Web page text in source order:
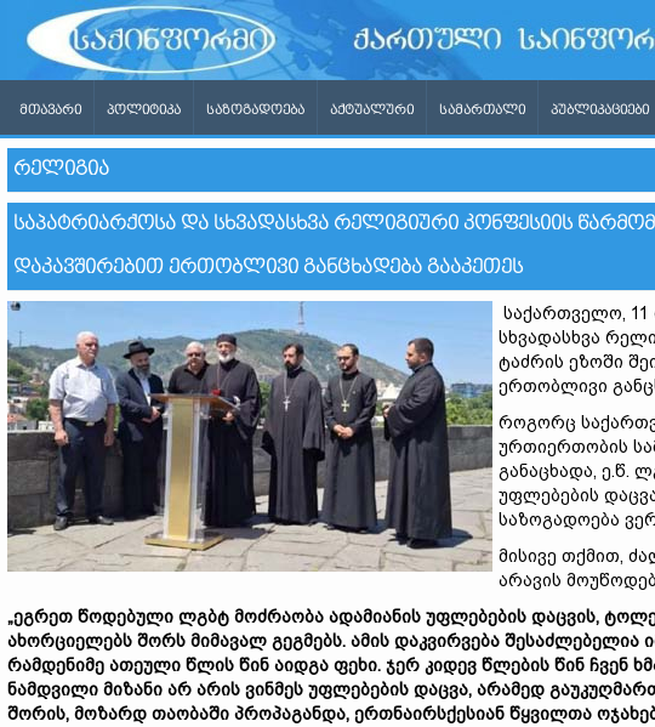
ᲛᲗᲐᲕᲐᲠᲘ ᲞᲝᲚᲘᲢᲘᲙᲐ ᲡᲐᲖᲝᲒᲐᲓᲝᲔᲑᲐ ᲐᲥᲢᲣᲐᲚᲣᲠᲘ ᲡᲐᲛᲐᲠᲗᲐᲚᲘ ᲞᲣᲑᲚᲘᲙᲐᲪᲘᲔᲑᲘ
ᲠᲔᲚᲘᲒᲘᲐ
ᲡᲐᲞᲐᲢᲠᲘᲐᲠᲥᲝᲡᲐ ᲓᲐ ᲡᲮᲕᲐᲓᲐᲡᲮᲕᲐ ᲠᲔᲚᲘᲒᲘᲣᲠᲘ ᲙᲝᲜᲤᲔᲡᲘᲘᲡ
ᲓᲐᲙᲐᲕᲨᲘᲠᲔᲑᲘᲗ ᲔᲠᲗᲝᲑᲚᲘᲕᲘ ᲒᲐᲜᲪᲮᲐᲓᲔᲑᲐ ᲒᲐᲐᲙᲔᲗᲔᲡ
საქართველო, 11
სხვადასხვა
ტაძრის ეზოში
ერთობლივი
როგორც
ურთიერთობის
განაცხადა, ე.წ.
უფლებების
საზოგადოება
მისივე თქმით,
არავის
„ეგრეთ წოდებული ლგბტ მოძრაობა ადამიანის უფლებების დაცვის,
ახორციელებს შორს მიმავალ გეგმებს. ამის დაკვირვება შესაძლებელია
რამდენიმე ათეული წლის წინ აიდგა ფეხი. ჯერ კიდევ წლების წინ ჩვენ
ნამდვილი მიზანი არ არის ვინმეს უფლებების დაცვა, არამედ
შორის, მოზარდ თაობაში პროპაგანდა, ერთნაირსქესიან წყვილთა